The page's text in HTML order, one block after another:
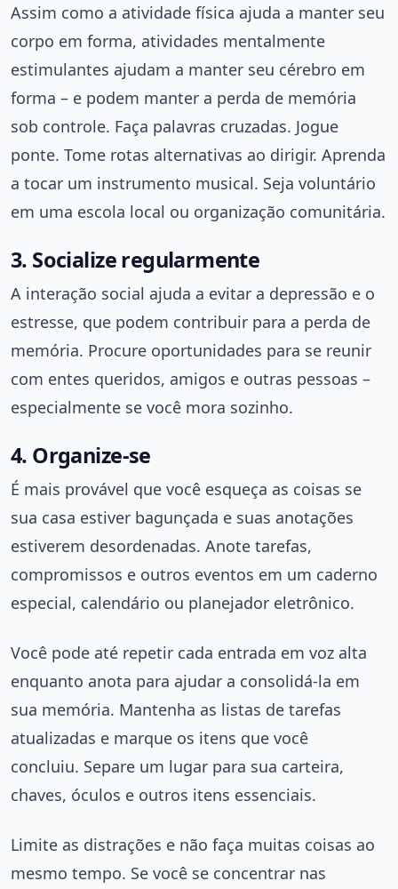
Assim como a atividade física ajuda a manter seu
corpo em forma, atividades mentalmente
estimulantes ajudam a manter seu cérebro em
forma – e podem manter a perda de memória
sob controle. Faça palavras cruzadas. Jogue
ponte. Tome rotas alternativas ao dirigir. Aprenda
a tocar um instrumento musical. Seja voluntário
em uma escola local ou organização comunitária.
3. Socialize regularmente
A interação social ajuda a evitar a depressão e o
estresse, que podem contribuir para a perda de
memória. Procure oportunidades para se reunir
com entes queridos, amigos e outras pessoas –
especialmente se você mora sozinho.
4. Organize-se
É mais provável que você esqueça as coisas se
sua casa estiver bagunçada e suas anotações
estiverem desordenadas. Anote tarefas,
compromissos e outros eventos em um caderno
especial, calendário ou planejador eletrônico.
Você pode até repetir cada entrada em voz alta
enquanto anota para ajudar a consolidá-la em
sua memória. Mantenha as listas de tarefas
atualizadas e marque os itens que você
concluiu. Separe um lugar para sua carteira,
chaves, óculos e outros itens essenciais.
Limite as distrações e não faça muitas coisas ao
mesmo tempo. Se você se concentrar nas